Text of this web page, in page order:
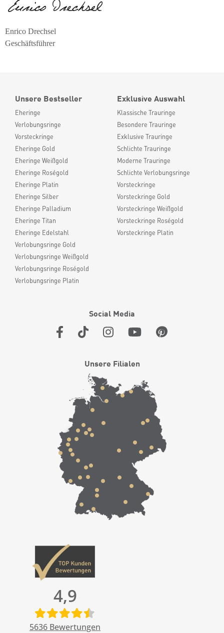
Enrico Drechsel
Geschäftsführer
Unsere Bestseller
Eheringe
Verlobungsringe
Vorsteckringe
Eheringe Gold
Eheringe Weißgold
Eheringe Roségold
Eheringe Platin
Eheringe Silber
Eheringe Palladium
Eheringe Titan
Eheringe Edelstahl
Verlobungsringe Gold
Verlobungsringe Weißgold
Verlobungsringe Roségold
Verlobungsringe Platin
Exklusive Auswahl
Klassische Trauringe
Besondere Trauringe
Exklusive Trauringe
Schlichte Trauringe
Moderne Trauringe
Schlichte Verlobungsringe
Vorsteckringe
Vorsteckringe Gold
Vorsteckringe Weißgold
Vorsteckringe Roségold
Vorsteckringe Platin
Social Media
Unsere Filialen
4,9
5636 Bewertungen